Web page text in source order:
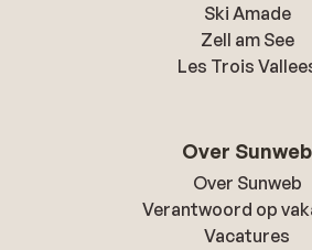
Ski Amade
Zell am See
Les Trois
Over Sunweb
Over Sunweb
Verantwoord op
Vacatures